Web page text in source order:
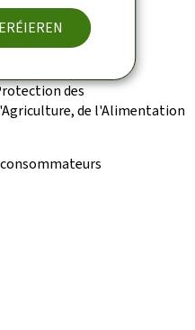
des
de l'Alimentation